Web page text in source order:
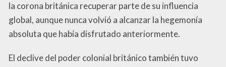
la corona británica recuperar parte de su influencia
global, aunque nunca volvió a alcanzar la hegemonía
absoluta que había disfrutado anteriormente.
El declive del poder colonial británico también tuvo